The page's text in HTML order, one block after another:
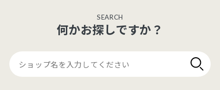
SEARCH
何かお探しですか？